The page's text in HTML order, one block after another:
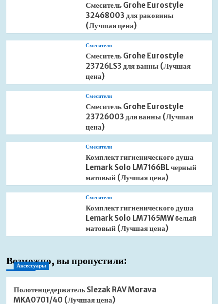
Смеситель Grohe Eurostyle
32468003 для раковины
(Лучшая цена)
Смесители
Смеситель Grohe Eurostyle
23726LS3 для ванны (Лучшая
цена)
Смесители
Смеситель Grohe Eurostyle
23726003 для ванны (Лучшая
цена)
Смесители
Комплект гигиенического душа
Lemark Solo LM7166BL черный
матовый (Лучшая цена)
Смесители
Комплект гигиенического душа
Lemark Solo LM7165MW белый
матовый (Лучшая цена)
Возможно, вы пропустили:
Аксессуары
Полотенцедержатель Slezak RAV Morava
MKA0701/40 (Лучшая цена)